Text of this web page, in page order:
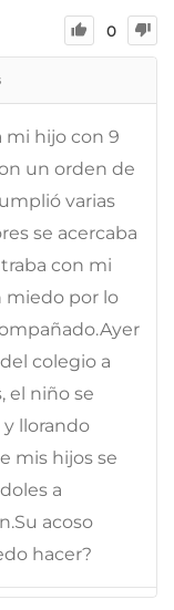
0
mi hijo con 9
un orden de
varias
se acercaba
con mi
miedo por lo
colegio a
el niño se
llorando
mis hijos se
a
acoso
hacer?